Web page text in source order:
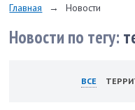
Главная → Новости
Новости по тегу:
ВСЕ